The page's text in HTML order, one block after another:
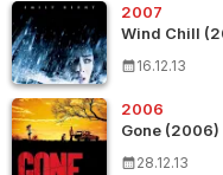
2007
Wind Chill
16.12.13
2006
Gone (2006)
28.12.13